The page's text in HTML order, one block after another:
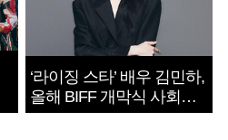
‘라이징 스타’ 배우 김민하,
올해 BIFF 개막식 사회자
확정